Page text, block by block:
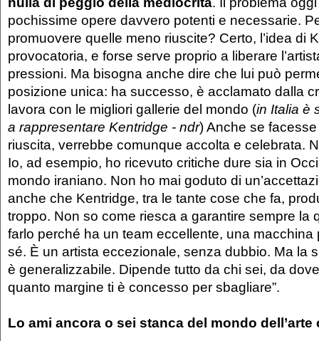
pochissime opere davvero potenti e necessarie.
promuovere quelle meno riuscite? Certo, l’idea di
provocatoria, e forse serve proprio a liberare
pressioni. Ma bisogna anche dire che lui può
posizione unica: ha successo, è acclamato dalla
lavora con le migliori gallerie del mondo (in Italia è
a rappresentare Kentridge - ndr) Anche se
riuscita, verrebbe comunque accolta e celebrata.
Io, ad esempio, ho ricevuto critiche dure sia in
mondo iraniano. Non ho mai goduto di
anche che Kentridge, tra le tante cose che fa,
troppo. Non so come riesca a garantire sempre la
farlo perché ha un team eccellente, una macchina
sé. È un artista eccezionale, senza dubbio. Ma la
è generalizzabile. Dipende tutto da chi sei, da
quanto margine ti è concesso per sbagliare”.
Lo ami ancora o sei stanca del mondo